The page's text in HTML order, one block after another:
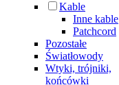
Kable
Inne kable
Patchcord
Pozostałe
Światłowody
Wtyki, trójniki,
końcówki